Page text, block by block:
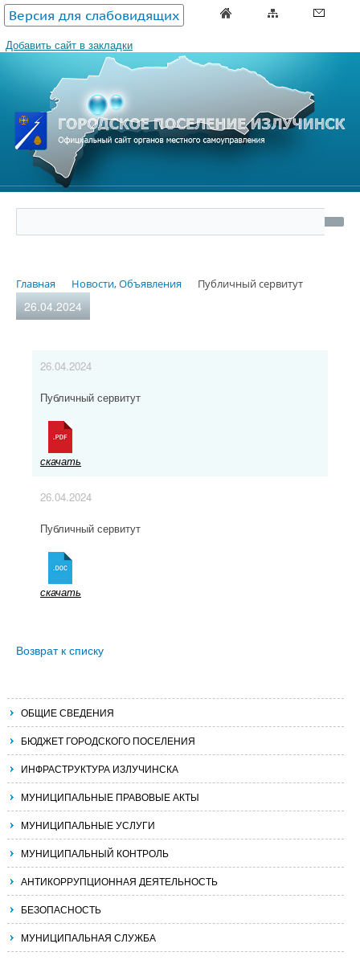
Версия для слабовидящих
Добавить сайт в закладки
Главная Новости, Объявления Публичный сервитут
26.04.2024
26.04.2024
Публичный сервитут
скачать
26.04.2024
Публичный сервитут
скачать
Возврат к списку
ОБЩИЕ СВЕДЕНИЯ
БЮДЖЕТ ГОРОДСКОГО ПОСЕЛЕНИЯ
ИНФРАСТРУКТУРА ИЗЛУЧИНСКА
МУНИЦИПАЛЬНЫЕ ПРАВОВЫЕ АКТЫ
МУНИЦИПАЛЬНЫЕ УСЛУГИ
МУНИЦИПАЛЬНЫЙ КОНТРОЛЬ
АНТИКОРРУПЦИОННАЯ ДЕЯТЕЛЬНОСТЬ
БЕЗОПАСНОСТЬ
МУНИЦИПАЛЬНАЯ СЛУЖБА